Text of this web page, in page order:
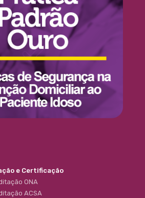
e Certificação
ONA
ACSA